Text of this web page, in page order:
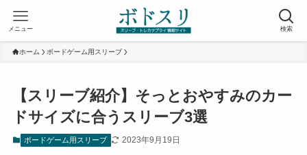
検索
メニュー
ホーム ボードゲーム用スリーブ
【スリーブ紹介】そっとおやすみのカー
ドサイズに合うスリーブ3選
ボードゲーム用スリーブ 2023年9月19日